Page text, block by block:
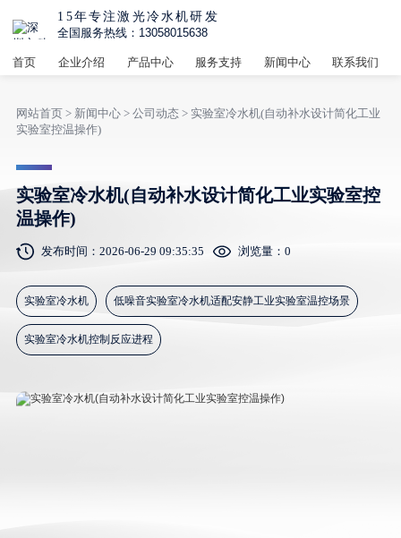
15年专注激光冷水机研发
全国服务热线：13058015638
首页 企业介绍 产品中心 服务支持 新闻中心 联系我们
网站首页> 新闻中心> 公司动态> 实验室冷水机(自动补水设计简化工业
实验室控温操作)
实验室冷水机(自动补水设计简化工业实验室控
温操作)
发布时间：2026-06-29 09:35:35 浏览量： 0
实验室冷水机 低噪音实验室冷水机适配安静工业实验室温控场景
实验室冷水机控制反应进程